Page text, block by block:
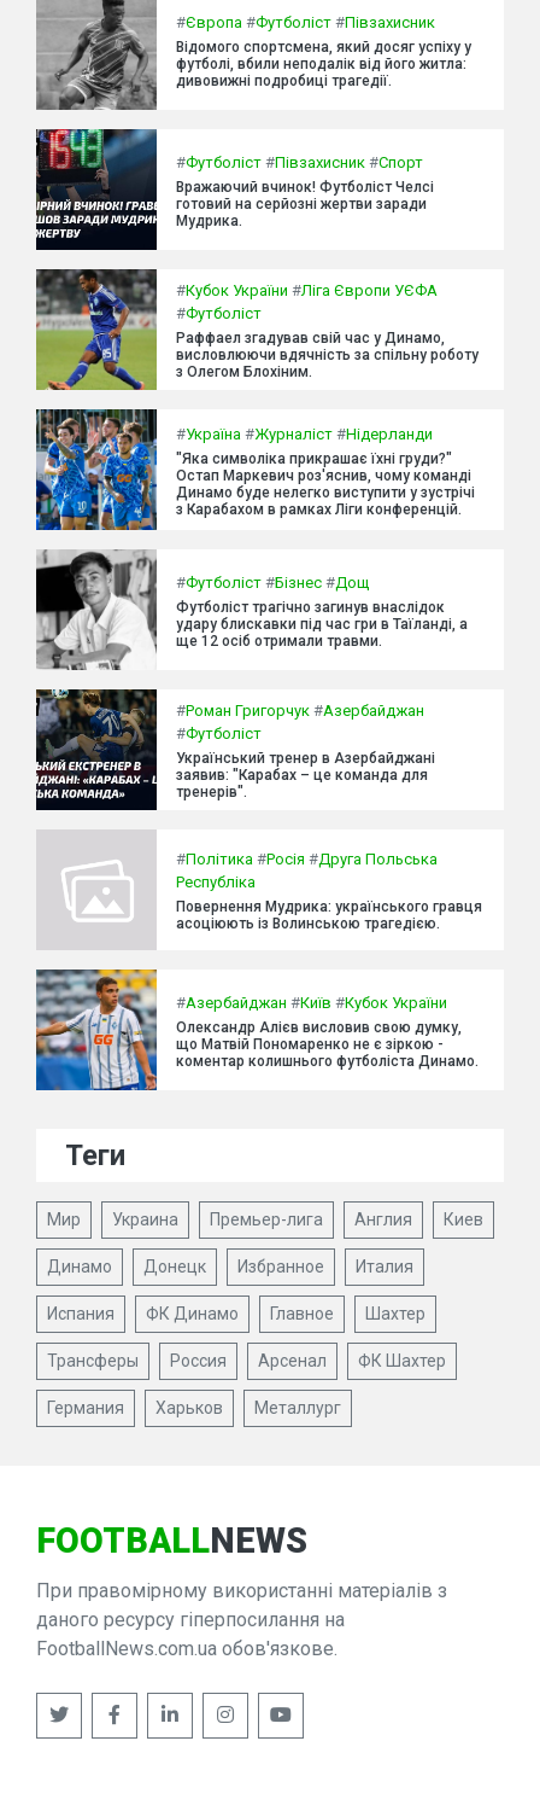
#Європа #Футболіст #Півзахисник
Відомого спортсмена, який досяг успіху у
футболі, вбили неподалік від його житла:
дивовижні подробиці трагедії.
#Футболіст #Півзахисник #Спорт
Вражаючий вчинок! Футболіст Челсі
готовий на серйозні жертви заради
Мудрика.
#Кубок України #Ліга Європи УЄФА
#Футболіст
Раффаел згадував свій час у Динамо,
висловлюючи вдячність за спільну роботу
з Олегом Блохіним.
#Україна #Журналіст #Нідерланди
"Яка символіка прикрашає їхні груди?"
Остап Маркевич роз'яснив, чому команді
Динамо буде нелегко виступити у зустрічі
з Карабахом в рамках Ліги конференцій.
#Футболіст #Бізнес #Дощ
Футболіст трагічно загинув внаслідок
удару блискавки під час гри в Таїланді, а
ще 12 осіб отримали травми.
#Роман Григорчук #Азербайджан
#Футболіст
Український тренер в Азербайджані
заявив: "Карабах – це команда для
тренерів".
#Політика #Росія #Друга Польська
Республіка
Повернення Мудрика: українського гравця
асоціюють із Волинською трагедією.
#Азербайджан #Київ #Кубок України
Олександр Алієв висловив свою думку,
що Матвій Пономаренко не є зіркою -
коментар колишнього футболіста Динамо.
Теги
Мир Украина Премьер-лига Англия Киев
Динамо Донецк Избранное Италия
Испания ФК Динамо Главное Шахтер
Трансферы Россия Арсенал ФК Шахтер
Германия Харьков Металлург
FOOTBALLNEWS
При правомірному використанні матеріалів з
даного ресурсу гіперпосилання на
FootballNews.com.ua обов'язкове.